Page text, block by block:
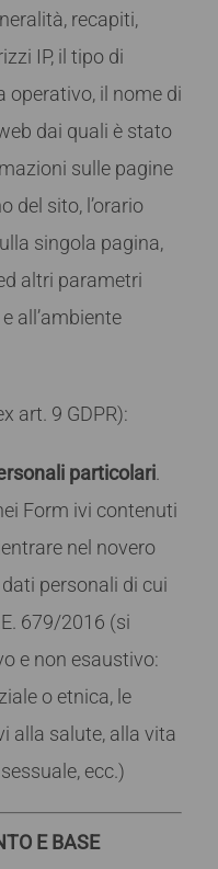
recapiti,
IP, il tipo di
operativo, il nome di
dai quali è stato
sulle pagine
del sito, l’orario
singola pagina,
altri parametri
all’ambiente
art. 9 GDPR):
particolari
Form ivi contenuti
nel novero
personali di cui
679/2016 (si
e non esaustivo:
o etnica, le
alla salute, alla vita
ecc.)
E BASE